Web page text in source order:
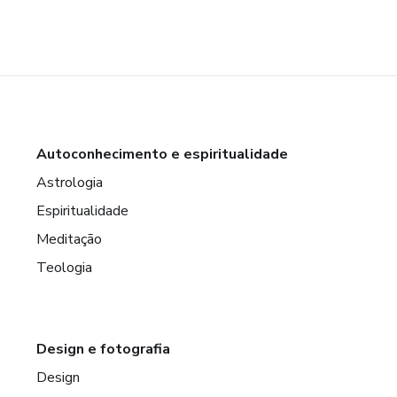
Autoconhecimento e espiritualidade
Astrologia
Espiritualidade
Meditação
Teologia
Design e fotografia
Design